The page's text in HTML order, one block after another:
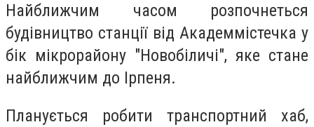
Найближчим часом розпочнеться
будівництво станції від Академмістечка у
бік мікрорайону "Новобіличі", яке стане
найближчим до Ірпеня.
Планується робити транспортний хаб,